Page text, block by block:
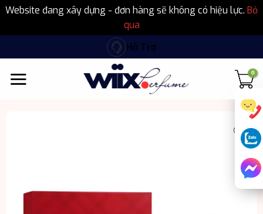
Website đang xây dựng - đơn hàng sẽ không có hiệu lực. Bỏ
qua
qua
nội
dung
Hỗ Trợ